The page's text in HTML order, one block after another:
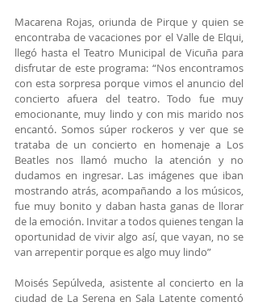
Macarena Rojas, oriunda de Pirque y quien se
encontraba de vacaciones por el Valle de Elqui,
llegó hasta el Teatro Municipal de Vicuña para
disfrutar de este programa: “Nos encontramos
con esta sorpresa porque vimos el anuncio del
concierto afuera del teatro. Todo fue muy
emocionante, muy lindo y con mis marido nos
encantó. Somos súper rockeros y ver que se
trataba de un concierto en homenaje a Los
Beatles nos llamó mucho la atención y no
dudamos en ingresar. Las imágenes que iban
mostrando atrás, acompañando a los músicos,
fue muy bonito y daban hasta ganas de llorar
de la emoción. Invitar a todos quienes tengan la
oportunidad de vivir algo así, que vayan, no se
van arrepentir porque es algo muy lindo”
Moisés Sepúlveda, asistente al concierto en la
ciudad de La Serena en Sala Latente comentó